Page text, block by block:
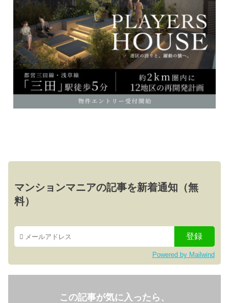
マンションマニアの記事を新着通知（無
料）
Powered by Mailwind
この記事が気に入ったら、